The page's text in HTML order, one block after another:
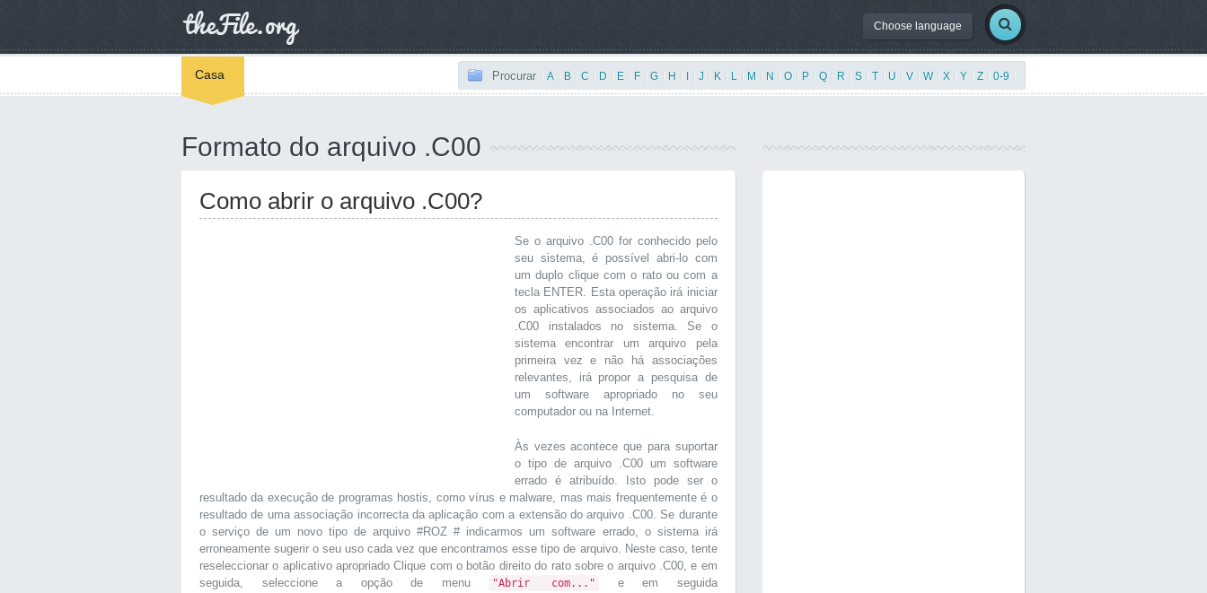
Choose language
Casa Procurar A B C D E F G H J K L M N O P Q R S T U V W X Y Z 0-9
Formato do arquivo .C00
Como abrir o arquivo .C00?
Se o arquivo .C00 for conhecido pelo
seu sistema, é possível abri-lo com
um duplo clique com o rato ou com a
tecla ENTER. Esta operação irá iniciar
os aplicativos associados ao arquivo
.C00 instalados no sistema. Se o
sistema encontrar um arquivo pela
primeira vez e não há associações
relevantes, irá propor a pesquisa de
um software apropriado no seu
computador ou na Internet.
Às vezes acontece que para suportar
o tipo de arquivo .C00 um software
errado é atribuído. Isto pode ser o
resultado da execução de programas hostis, como vírus e malware, mas mais frequentemente é o
resultado de uma associação incorrecta da aplicação com a extensão do arquivo .C00. Se durante
o serviço de um novo tipo de arquivo #ROZ # indicarmos um software errado, o sistema irá
erroneamente sugerir o seu uso cada vez que encontramos esse tipo de arquivo. Neste caso, tente
reseleccionar o aplicativo apropriado Clique com o botão direito do rato sobre o arquivo .C00, e em
seguida, seleccione a opção de menu
"Abrir com..." e em seguida